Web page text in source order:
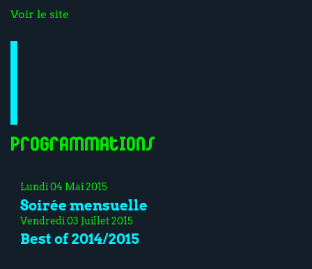
Voir le site
Programmations
Lundi 04 Mai 2015
Soirée mensuelle
Vendredi 03 Juillet 2015
Best of 2014/2015